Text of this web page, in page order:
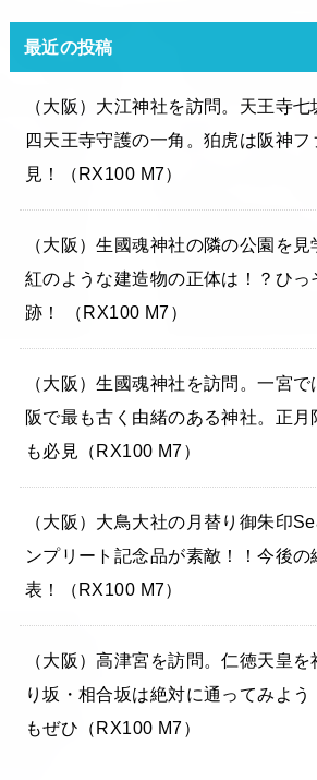
最近の投稿
（大阪）大江神社を訪問。天王寺
四天王寺守護の一角。狛虎は阪神
見！（RX100 M7）
（大阪）生國魂神社の隣の公園を
紅のような建造物の正体は！？ひっ
跡！ （RX100 M7）
（大阪）生國魂神社を訪問。一宮
阪で最も古く由緒のある神社。正月
も必見（RX100 M7）
（大阪）大鳥大社の月替り御朱印
ンプリート記念品が素敵！！今後の
表！（RX100 M7）
（大阪）高津宮を訪問。仁徳天皇
り坂・相合坂は絶対に通ってみよ
もぜひ（RX100 M7）